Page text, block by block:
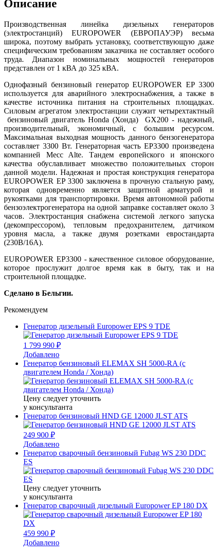
Описание
Производственная линейка дизельных генераторов
(электростанций) EUROPOWER (ЕВРОПАУЭР) весьма
широка, поэтому выбрать установку, соответствующую даже
специфическим требованиям заказчика не составляет особого
труда. Диапазон номинальных мощностей генераторов
представлен от 1 кВА до 325 кВА.
Однофазный бензиновый генератор EUROPOWER EP 3300
используется для аварийного электроснабжения, а также в
качестве источника питания на строительных площадках.
Силовым агрегатом электростанции служит четырехтактный
бензиновый двигатель Honda (Хонда) GX200 - надежный,
производительный, экономичный, с большим ресурсом.
Максимальная выходная мощность данного бензогенератора
составляет 3300 Вт. Генераторная часть EP3300 произведена
компанией Mecc Alte. Тандем европейского и японского
качества обуславливает множество положительных сторон
данной модели. Надежная и простая конструкция генератора
EUROPOWER EP 3300 заключена в прочную стальную раму,
которая одновременно является защитной арматурой и
рукоятками для транспортировки. Время автономной работы
бензоэлектрогенератора на одной заправке составляет около 3
часов. Электростанция снабжена системой легкого запуска
(декомпрессором), тепловым предохранителем, датчиком
уровня масла, а также двумя розетками евростандарта
(230В/16А).
EUROPOWER EP3300 - качественное силовое оборудование,
которое прослужит долгое время как в быту, так и на
строительной площадке.
Сделано в Бельгии.
Рекомендуем
Генератор дизельный Europower EPS 9 TDE
1 799 990 ₽
Добавлено
Генератор бензиновый ELEMAX SH 5000-RA (с
двигателем Honda / Хонда)
Цену следует уточнить
у консультанта
Генератор бензиновый HND GE 12000 JLST ATS
249 900 ₽
Добавлено
Генератор сварочный бензиновый Fubag WS 230 DDC
ES
Цену следует уточнить
у консультанта
Генератор сварочный дизельный Europower EP 180 DX
459 990 ₽
Добавлено